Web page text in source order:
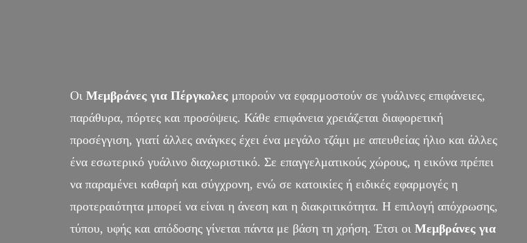
Οι Μεμβράνες για Πέργκολεςμπορούν να εφαρμοστούν σε γυάλινες επιφάνειες,
παράθυρα, πόρτες και προσόψεις. Κάθε επιφάνεια χρειάζεται διαφορετική
προσέγγιση, γιατί άλλες ανάγκες έχει ένα μεγάλο τζάμι με απευθείας ήλιο και άλλες
ένα εσωτερικό γυάλινο διαχωριστικό. Σε επαγγελματικούς χώρους, η εικόνα πρέπει
να παραμένει καθαρή και σύγχρονη, ενώ σε κατοικίες ή ειδικές εφαρμογές η
προτεραιότητα μπορεί να είναι η άνεση και η διακριτικότητα. Η επιλογή απόχρωσης,
τύπου, υφής και απόδοσης γίνεται πάντα με βάση τη χρήση. Έτσι οι Μεμβράνες για